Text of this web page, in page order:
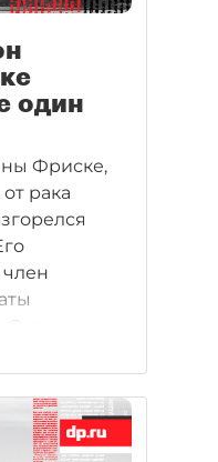
один
Фриске,
рака
в адрес